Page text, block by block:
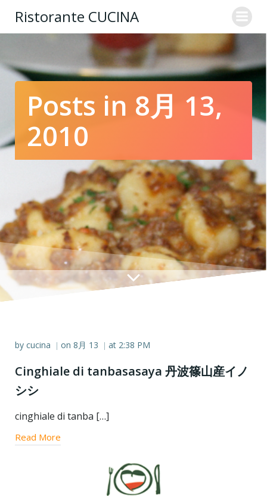
ン
テ
ン
ツ
へ
キ
Ristorante CUCINA
Posts in 8月 13,
2010
by cucina | on 8月 13 | at 2:38 PM
Cinghiale di tanbasasaya 丹波篠山産イノ
シシ
cinghiale di tanba […]
Read More